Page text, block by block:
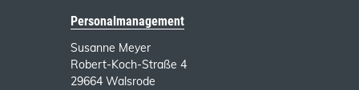
Personalmanagement
Susanne Meyer
Robert-Koch-Straße 4
29664 Walsrode